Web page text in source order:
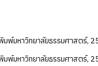
พ์มหาวิทยาลัยธรรมศาสตร์,
พ์มหาวิทยาลัยธรรมศาสตร์,